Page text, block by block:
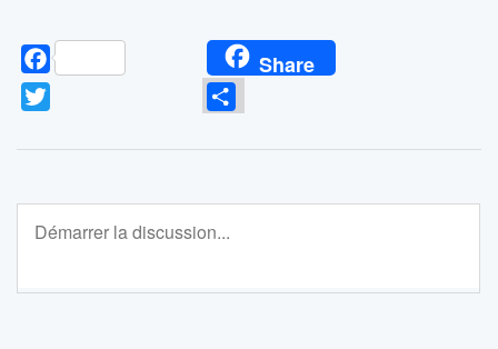
Facebook Share
Partager